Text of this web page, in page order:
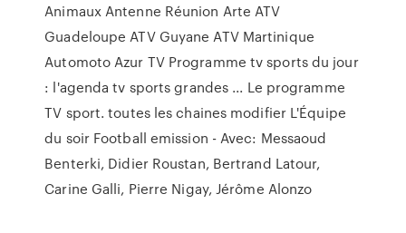
Animaux Antenne Réunion Arte ATV
Guadeloupe ATV Guyane ATV Martinique
Automoto Azur TV Programme tv sports du jour
: l'agenda tv sports grandes ... Le programme
TV sport. toutes les chaines modifier L'Équipe
du soir Football emission - Avec: Messaoud
Benterki, Didier Roustan, Bertrand Latour,
Carine Galli, Pierre Nigay, Jérôme Alonzo